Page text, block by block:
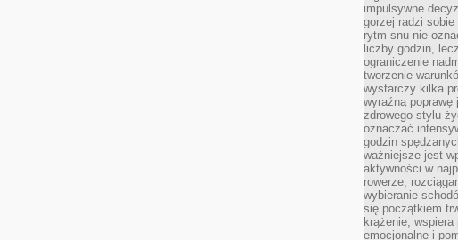
impulsywne
gorzej radzi
rytm snu nie
liczby godzin,
ograniczenie
tworzenie
wystarczy kilka
wyraźną
zdrowego stylu
oznaczać
godzin
ważniejsze jest
aktywności w
rowerze,
wybieranie
się początkiem
krążenie,
emocjonalne i